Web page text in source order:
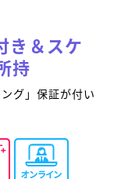
き＆スケ
持
グ」保証が付い